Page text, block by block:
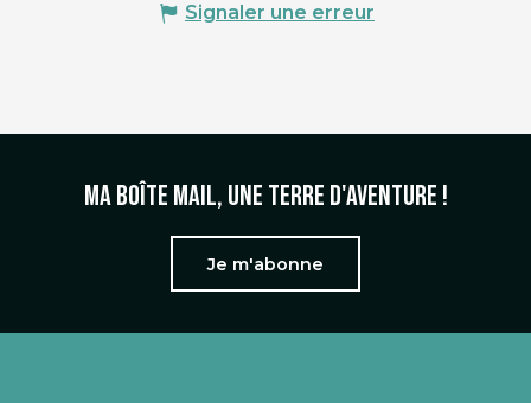
Signaler une erreur
Ma boîte mail, une terre d'aventure !
Je m'abonne